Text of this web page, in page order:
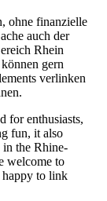
ohne finanzielle
auch der
Rhein
gern
verlinken
for enthusiasts,
fun, it also
in the Rhine-
welcome to
happy to link